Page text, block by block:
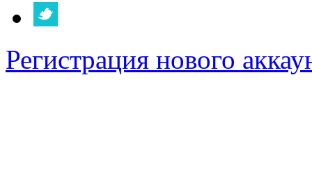
Регистрация нового